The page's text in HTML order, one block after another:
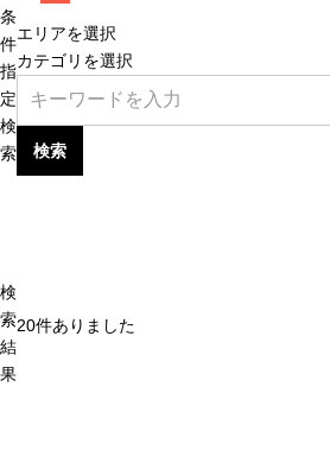
条
件
指
定
検
索
エリアを選択
カテゴリを選択
検索
検
索
結
果
20件ありました